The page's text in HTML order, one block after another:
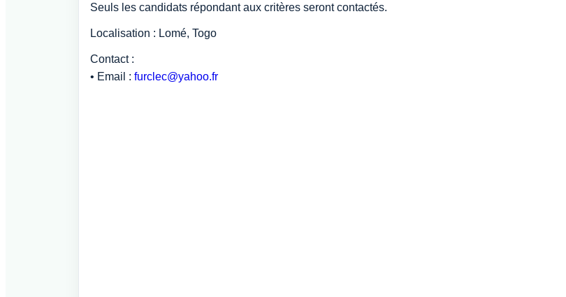
Seuls les candidats répondant aux critères seront contactés.
Localisation : Lomé, Togo
Contact :
• Email : furclec@yahoo.fr